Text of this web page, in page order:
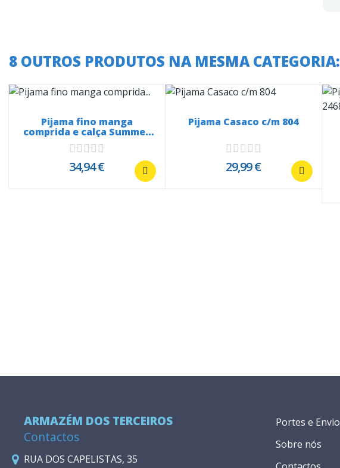
8 OUTROS PRODUTOS NA MESMA CATEGORIA:
Pijama fino manga
comprida e calça Summer
Vibes...
34,94 €
Pijama Casaco c/m 804
29,99 €
ARMAZÉM DOS TERCEIROS
Contactos
RUA DOS CAPELISTAS, 35
Portes e Envio
Sobre nós